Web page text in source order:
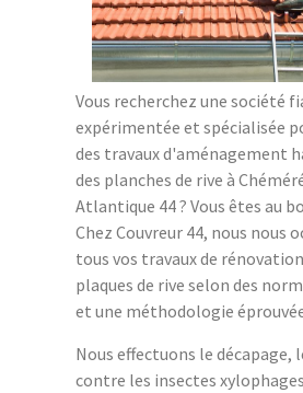
Vous recherchez une société
expérimentée et spécialisée
des travaux d'aménagement
des planches de rive à
Atlantique 44 ? Vous êtes au
Chez Couvreur 44, nous nous
tous vos travaux de
plaques de rive selon des
et une méthodologie
Nous effectuons le
contre les insectes